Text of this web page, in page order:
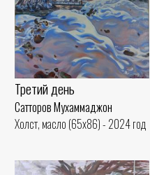
Третий день
Сатторов Мухаммаджон
Холст, масло (65x86) - 2024 год